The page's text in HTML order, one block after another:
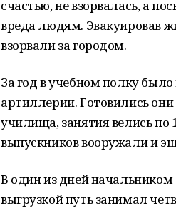
счастью, не взорвалась, а
вреда людям. Эвакуировав
взорвали за городом.
За год в учебном полку
артиллерии. Готовились
училища, занятия велись по
выпускников вооружали и
В один из дней начальником
выгрузкой путь занимал